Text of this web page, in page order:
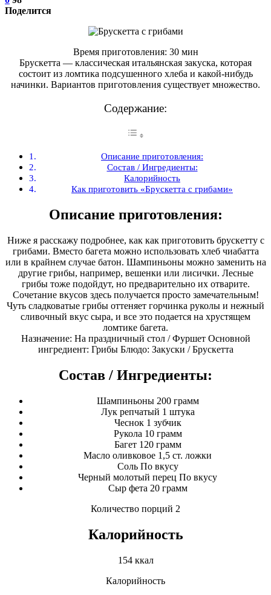
Поделится
Время приготовления: 30 мин
Брускетта — классическая итальянская закуска, которая
состоит из ломтика подсушенного хлеба и какой-нибудь
начинки. Вариантов приготовления существует множество.
Содержание:
Описание приготовления:
Состав / Ингредиенты:
Калорийность
Как приготовить «Брускетта с грибами»
Описание приготовления:
Ниже я расскажу подробнее, как как приготовить брускетту с
грибами. Вместо багета можно использовать хлеб чиабатта
или в крайнем случае батон. Шампиньоны можно заменить на
другие грибы, например, вешенки или лисички. Лесные
грибы тоже подойдут, но предварительно их отварите.
Сочетание вкусов здесь получается просто замечательным!
Чуть сладковатые грибы оттеняет горчинка руколы и нежный
сливочный вкус сыра, и все это подается на хрустящем
ломтике багета.
Назначение: На праздничный стол / Фуршет Основной
ингредиент: Грибы Блюдо: Закуски / Брускетта
Состав / Ингредиенты:
Шампиньоны 200 грамм
Лук репчатый 1 штука
Чеснок 1 зубчик
Рукола 10 грамм
Багет 120 грамм
Масло оливковое 1,5 ст. ложки
Соль По вкусу
Черный молотый перец По вкусу
Сыр фета 20 грамм
Количество порций 2
Калорийность
154 ккал
Калорийность